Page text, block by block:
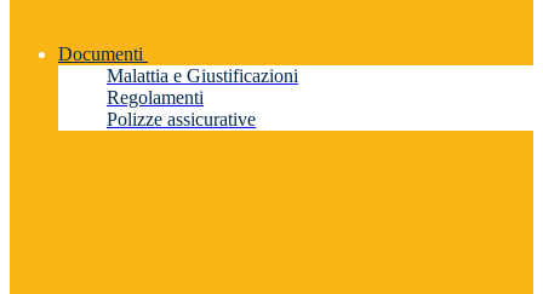
Documenti
Malattia e Giustificazioni
Regolamenti
Polizze assicurative